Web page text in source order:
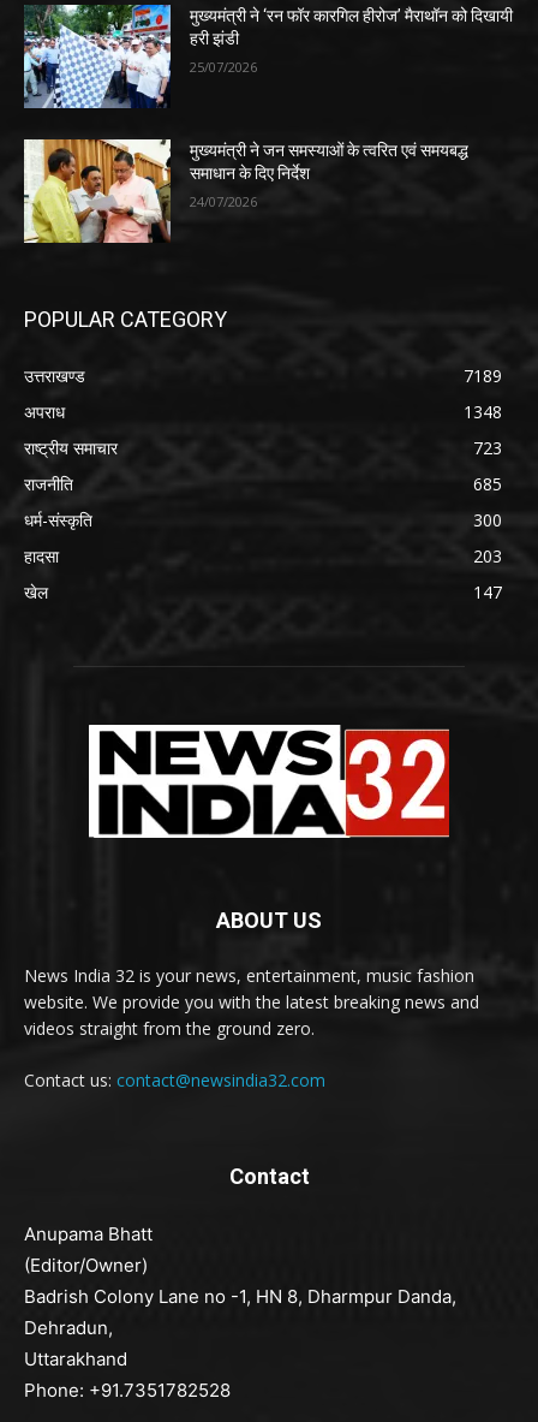
मुख्यमंत्री ने ‘रन फॉर कारगिल हीरोज’ मैराथॉन को दिखायी
हरी झंडी
25/07/2026
मुख्यमंत्री ने जन समस्याओं के त्वरित एवं समयबद्ध
समाधान के दिए निर्देश
24/07/2026
POPULAR CATEGORY
उत्तराखण्ड
7189
अपराध
1348
राष्ट्रीय समाचार
723
राजनीति
685
धर्म-संस्कृति
300
हादसा
203
खेल
147
ABOUT US
News India 32 is your news, entertainment, music fashion
website. We provide you with the latest breaking news and
videos straight from the ground zero.
Contact us: contact@newsindia32.com
Contact
Anupama Bhatt
(Editor/Owner)
Badrish Colony Lane no -1, HN 8, Dharmpur Danda,
Dehradun,
Uttarakhand
Phone: +91.7351782528